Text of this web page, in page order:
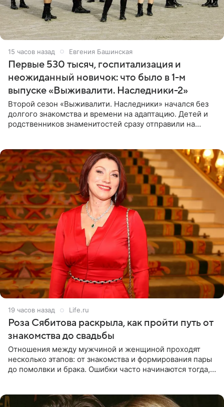
15 часов назад Евгения Башинская
Первые 530 тысяч, госпитализация и
неожиданный новичок: что было в 1-м
выпуске «Выживалити. Наследники-2»
Второй сезон «Выживалити. Наследники» начался без
долгого знакомства и времени на адаптацию. Детей и
родственников знаменитостей сразу отправили на
19 часов назад Life.ru
Роза Сябитова раскрыла, как пройти путь от
знакомства до свадьбы
Отношения между мужчиной и женщиной проходят
несколько этапов: от знакомства и формирования пары
до помолвки и брака. Ошибки часто начинаются тогда,